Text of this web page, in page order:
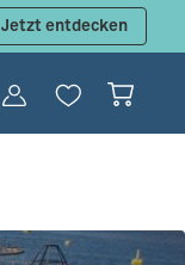
Jetzt entdecken